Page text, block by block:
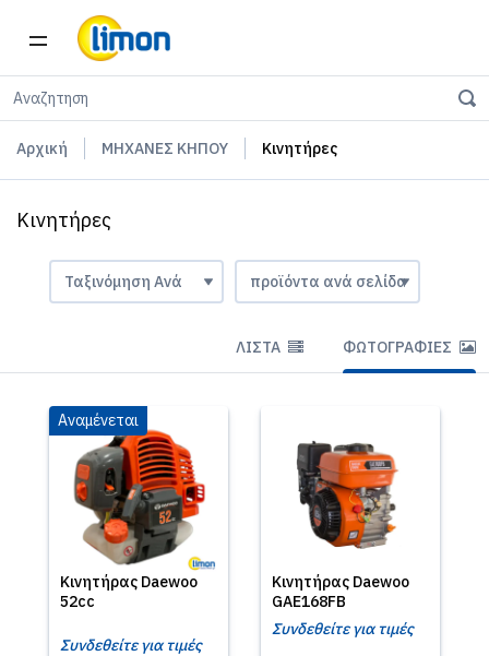
Αρχική ΜΗΧΑΝΕΣ ΚΗΠΟΥ Κινητήρες
Κινητήρες
ΛΊΣΤΑ ΦΩΤΟΓΡΑΦΊΕΣ
Κινητήρας Daewoo
52cc
Αναμένεται
Συνδεθείτε για τιμές
Κινητήρας Daewoo
GAE168FB
Συνδεθείτε για τιμές